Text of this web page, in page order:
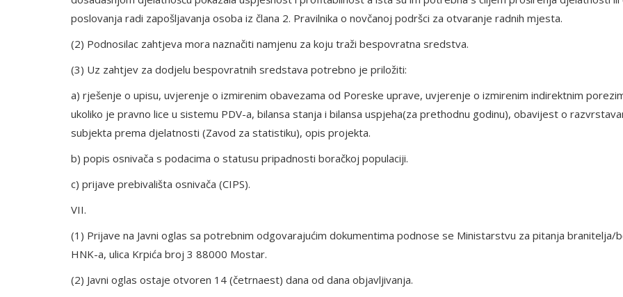
poslovanja radi zapošljavanja osoba iz člana 2. Pravilnika o novčanoj podršci za otvaranje radnih mjesta.
(2) Podnosilac zahtjeva mora naznačiti namjenu za koju traži bespovratna sredstva.
(3) Uz zahtjev za dodjelu bespovratnih sredstava potrebno je priložiti:
a) rješenje o upisu, uvjerenje o izmirenim obavezama od Poreske uprave, uvjerenje o izmirenim indirektnim
ukoliko je pravno lice u sistemu PDV-a, bilansa stanja i bilansa uspjeha(za prethodnu godinu), obavijest o
subjekta prema djelatnosti (Zavod za statistiku), opis projekta.
b) popis osnivača s podacima o statusu pripadnosti boračkoj populaciji.
c) prijave prebivališta osnivača (CIPS).
VII.
(1) Prijave na Javni oglas sa potrebnim odgovarajućim dokumentima podnose se Ministarstvu za pitanja branitelja/
HNK-a, ulica Krpića broj 3 88000 Mostar.
(2) Javni oglas ostaje otvoren 14 (četrnaest) dana od dana objavljivanja.